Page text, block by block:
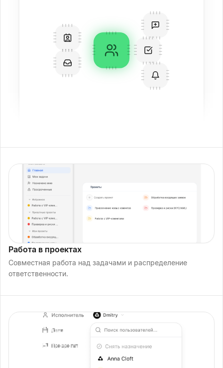
Работа в проектах
Совместная работа над задачами и распределение
ответственности.